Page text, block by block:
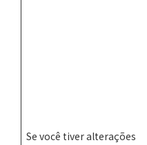
Se você tiver alterações